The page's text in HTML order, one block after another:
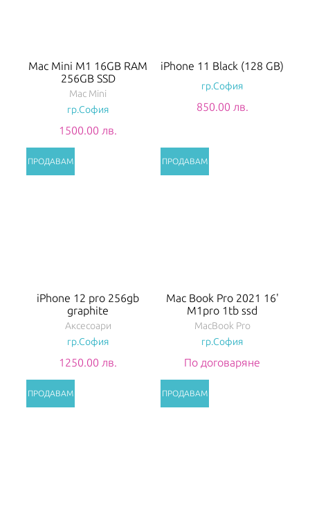
Mac Mini M1 16GB RAM
256GB SSD
Mac Mini
гр.София
1500.00 лв.
iPhone 11 Black (128 GB)
гр.София
850.00 лв.
iPhone 12 pro 256gb
graphite
Аксесоари
гр.София
1250.00 лв.
Mac Book Pro 2021 16'
M1pro 1tb ssd
MacBook Pro
гр.София
По договаряне